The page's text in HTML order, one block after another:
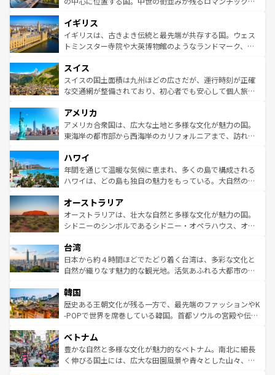
いる。シャンパンの発祥地であるランス、プロヴァンスの
香り高いラベンダー畑など、多彩な楽しみ方が可能だ。さ
らに、パリ以外の地域にも魅力が溢れており、どの街角に
れる地方に足を運ぶとそれぞれで全く異なる文化を体験で
きるだろう。 なお、新着のフランス情報はコンテンツ一覧
を参照してほしい。
顔を持つこの国は、どこを歩いても飽きることがない。ベ
ルリンの文化的活気、バイエルン州のアルプスの絶景、そ
してライン川沿いのワイン畑といった風景は必見。ビール
は、お酒好きな人にはぜひ体験してほしい。 なお、新着の
ドイツ情報はコンテンツ一覧を参照してほしい。
イギリス
イギリスは、古きよき伝統と最先端が共存する国。ウェス
トミンスター寺院や大英博物館のようなランドマーク、歴
リアごとに異なる魅力がある。また、優雅なアフタヌーン
ティー、ビール好きにはたまらない英国パブ、サッカー観
戦など、本場だからこそできる体験も豊富。イギリスを旅
ンツ一覧を参照してほしい。
スイス
スイスの国土面積は九州ほどの広さだが、運行時刻が正確
な交通網が整備されており、初心者でも安心して個人旅行
の建物がそのまま残る町や、スイスならではのユニークな
博物館もあり、アルプス観光だけでなく町歩きも満喫する
ことができる。国民の所得が高いため物価も高いが、旅行
ば市内交通費無料で観光を楽しむこともできる。 なお、新
着のスイス情報はコンテンツ一覧 を参照してほしい。
アメリカ
アメリカ合衆国は、広大な土地と多様な文化が魅力の国。
東海岸の都市部から西海岸のカリフォルニアまで、訪れる
のような巨大都市は、観光、ショッピング、エンターテイ
ンメントが詰まった刺激的なスポットだ。一方、アメリカ
西部には大自然が広がり、グランドキャニオンやイエロー
部のニューオーリンズでは、音楽と美食が融合した独特の
文化が魅力。旅行者はアメリカの各地域で異なる魅力を楽
しみながら、その多様性と豊かな歴史を感じることができ
ならではの贅沢な旅のスタイルだ。 なお、新着のアメリカ
情報はコンテンツ一覧を参照してほしい。
ハワイ
年間を通じて温暖な気候に恵まれ、多くの島で構成される
ハワイは、どの島も独自の魅力をもっている。大自然の神
ワイ島は見逃せない。また、定番の観光地といえばオアフ
島だが、静かな自然を求めるならマウイ島やカウアイ島が
おすすめ。エメラルドグリーンに輝く海をはじめ、豊かな
れるおもてなしの心で訪れる人々を迎えてくれるハワイの
人々、おいしいローカルフードやハワイアンミュージッ
ク、伝統的なフラダンスなど、すべてがハワイの魅力を彩
ワイを、存分に味わってほしい。 なお、新着のハワイ情報
はコンテンツ一覧を参照してほしい。
オーストラリア
オーストラリアは、壮大な自然と多様な文化が魅力の国。
シドニーのシンボルであるシドニー・オペラハウス、オー
リアリーフや大陸中央部にそびえるウルル（エアーズロッ
ク）、タスマニアの美しい原生林やケアンズの熱帯雨林な
ど、見どころがたくさん。また、カフェやワイン、オージ
いる。アクティビティも充実しており、サーフィンやダイ
ビング、ハイキングなど、アウトドア好きにはたまらな
い。オーストラリアの多彩な魅力を存分に味わいつくそ
参照してほしい。
台湾
日本から約４時間ほどでたどり着く台湾は、多彩な文化と
自然が織りなす魅力的な観光地。活気あふれる大都市の台
ン）、静ひつな山岳地帯である台湾東部など、都市の喧騒
と山間の静けさが共存しており、訪れる人に新しい発見と
驚きをもたらしてくれる。また、奥深い台湾の食文化も魅
容にもいいと評判のスイーツなど、バラエティ豊かな料理
が味わえる。 なお、新着の台湾情報は コンテンツ一覧を参
照してほしい。
韓国
歴史ある王朝文化が残る一方で、最先端のファッションやK
-POPで世界を席巻している韓国。首都ソウルの宮殿や伝統
き、地方に足を延ばせば四季折々の自然美を楽しむことが
できる。そして、キムチや焼肉、絶品のストリートフード
まで、さまざまな韓国料理が待っている。夜には、韓国な
ベトナム
豊かな自然と多様な文化が魅力的なベトナム。南北に細長
く伸びる国土には、広大な田園風景や青々とした山々、世